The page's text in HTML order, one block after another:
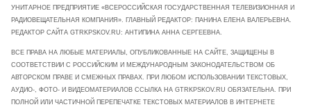
УНИТАРНОЕ ПРЕДПРИЯТИЕ «ВСЕРОССИЙСКАЯ ГОСУДАРСТВЕННАЯ ТЕЛЕВИЗИОННАЯ И
РАДИОВЕЩАТЕЛЬНАЯ КОМПАНИЯ». ГЛАВНЫЙ РЕДАКТОР: ПАНИНА ЕЛЕНА ВАЛЕРЬЕВНА.
РЕДАКТОР САЙТА GTRKPSKOV.RU: АНТИПИНА АННА СЕРГЕЕВНА.
ВСЕ ПРАВА НА ЛЮБЫЕ МАТЕРИАЛЫ, ОПУБЛИКОВАННЫЕ НА САЙТЕ, ЗАЩИЩЕНЫ В
СООТВЕТСТВИИ С РОССИЙСКИМ И МЕЖДУНАРОДНЫМ ЗАКОНОДАТЕЛЬСТВОМ ОБ
АВТОРСКОМ ПРАВЕ И СМЕЖНЫХ ПРАВАХ. ПРИ ЛЮБОМ ИСПОЛЬЗОВАНИИ ТЕКСТОВЫХ,
АУДИО-, ФОТО- И ВИДЕОМАТЕРИАЛОВ ССЫЛКА НА GTRKPSKOV.RU ОБЯЗАТЕЛЬНА. ПРИ
ПОЛНОЙ ИЛИ ЧАСТИЧНОЙ ПЕРЕПЕЧАТКЕ ТЕКСТОВЫХ МАТЕРИАЛОВ В ИНТЕРНЕТЕ